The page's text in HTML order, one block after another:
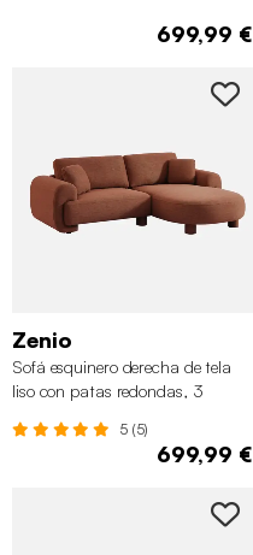
699,99 €
Zenio
Sofá esquinero derecha de tela
liso con patas redondas, 3
5 (5)
699,99 €